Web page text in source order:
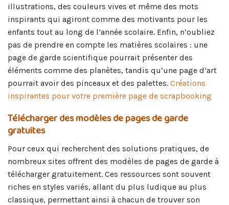
illustrations, des couleurs vives et même des mots
inspirants qui agiront comme des motivants pour les
enfants tout au long de l’année scolaire. Enfin, n’oubliez
pas de prendre en compte les matières scolaires : une
page de garde scientifique pourrait présenter des
éléments comme des planètes, tandis qu’une page d’art
pourrait avoir des pinceaux et des palettes. Créations
inspirantes pour votre première page de scrapbooking
Télécharger des modèles de pages de garde
gratuites
Pour ceux qui recherchent des solutions pratiques, de
nombreux sites offrent des modèles de pages de garde à
télécharger gratuitement. Ces ressources sont souvent
riches en styles variés, allant du plus ludique au plus
classique, permettant ainsi à chacun de trouver son